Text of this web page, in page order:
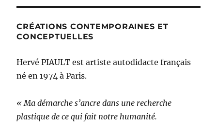
CRÉATIONS CONTEMPORAINES ET
CONCEPTUELLES
Hervé PIAULT est artiste autodidacte français
né en 1974 à Paris.
« Ma démarche s’ancre dans une recherche
plastique de ce qui fait notre humanité.